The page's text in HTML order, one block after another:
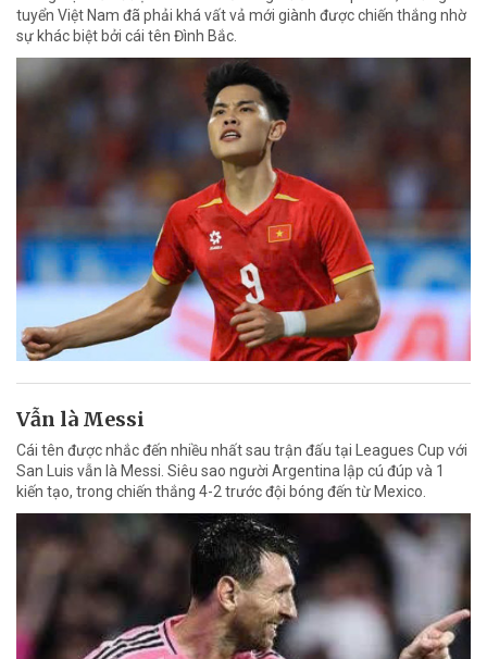
tuyển Việt Nam đã phải khá vất vả mới giành được chiến thắng nhờ
sự khác biệt bởi cái tên Đình Bắc.
Vẫn là Messi
Cái tên được nhắc đến nhiều nhất sau trận đấu tại Leagues Cup với
San Luis vẫn là Messi. Siêu sao người Argentina lập cú đúp và 1
kiến tạo, trong chiến thắng 4-2 trước đội bóng đến từ Mexico.